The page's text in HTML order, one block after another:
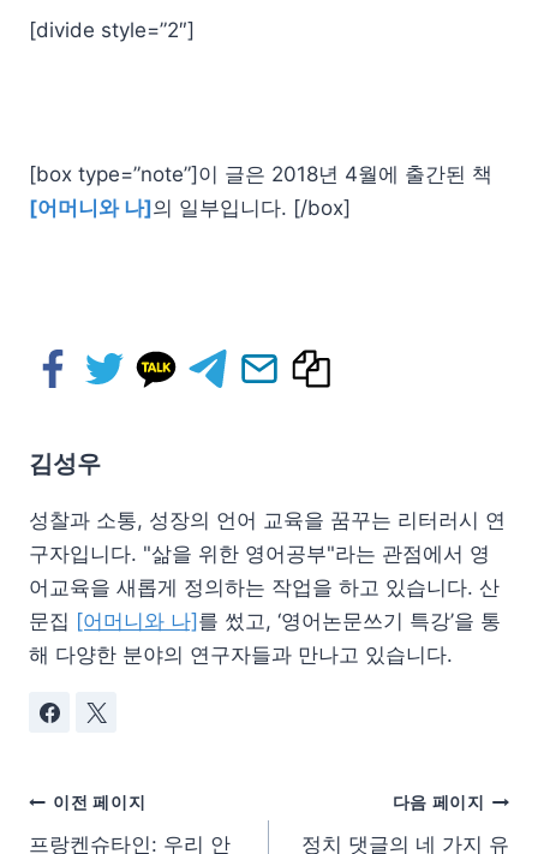
[divide style=”2″]
[box type=”note”]이 글은 2018년 4월에 출간된 책
[어머니와 나]의 일부입니다. [/box]
김성우
성찰과 소통, 성장의 언어 교육을 꿈꾸는 리터러시 연
구자입니다. "삶을 위한 영어공부"라는 관점에서 영
어교육을 새롭게 정의하는 작업을 하고 있습니다. 산
문집 [어머니와 나] 를 썼고, ‘영어논문쓰기 특강’을 통
해 다양한 분야의 연구자들과 만나고 있습니다.
이전 페이지
프랑켄슈타인: 우리 안
다음 페이지
정치 댓글의 네 가지 유